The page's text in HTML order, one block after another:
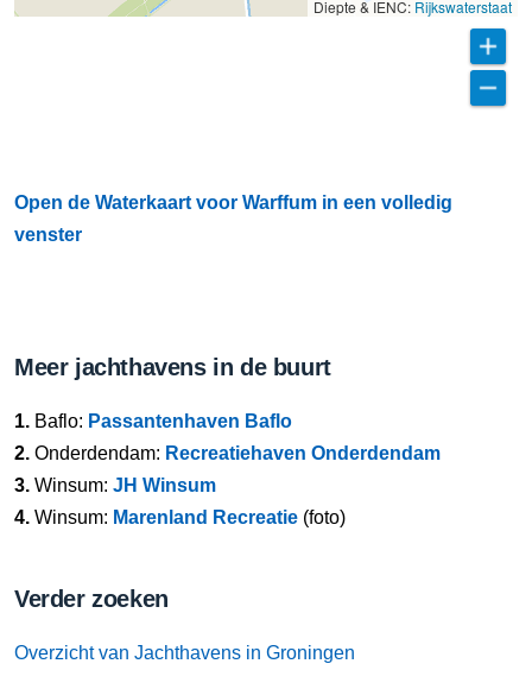
Diepte & IENC: Rijkswaterstaat
Open de Waterkaart voor Warffum in een volledig
venster
Meer jachthavens in de buurt
1. Baflo: Passantenhaven Baflo
2. Onderdendam: Recreatiehaven Onderdendam
3. Winsum: JH Winsum
4. Winsum: Marenland Recreatie (foto)
Verder zoeken
Overzicht van Jachthavens in Groningen